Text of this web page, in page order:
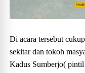
Di acara tersebut
sekitar dan tokoh
Kadus Sumberjo( pintil